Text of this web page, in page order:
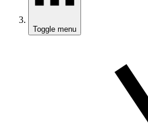
Toggle menu